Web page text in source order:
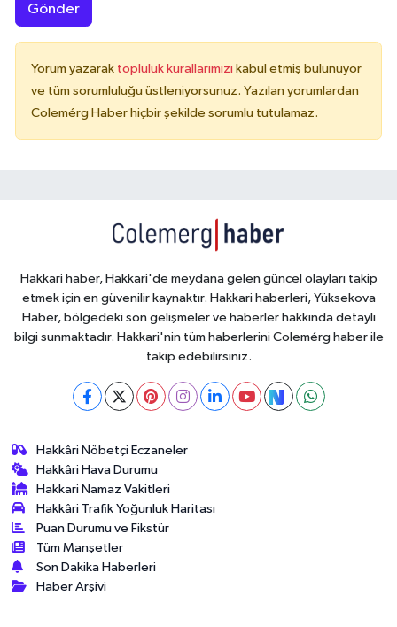
Gönder
Yorum yazarak topluluk kurallarımızı kabul etmiş bulunuyor
ve tüm sorumluluğu üstleniyorsunuz. Yazılan yorumlardan
Colemérg Haber hiçbir şekilde sorumlu tutulamaz.
Hakkari haber, Hakkari'de meydana gelen güncel olayları takip
etmek için en güvenilir kaynaktır. Hakkari haberleri, Yüksekova
Haber, bölgedeki son gelişmeler ve haberler hakkında detaylı
bilgi sunmaktadır. Hakkari'nin tüm haberlerini Colemérg haber ile
takip edebilirsiniz.
Hakkâri Nöbetçi Eczaneler
Hakkâri Hava Durumu
Hakkari Namaz Vakitleri
Hakkâri Trafik Yoğunluk Haritası
Puan Durumu ve Fikstür
Tüm Manşetler
Son Dakika Haberleri
Haber Arşivi